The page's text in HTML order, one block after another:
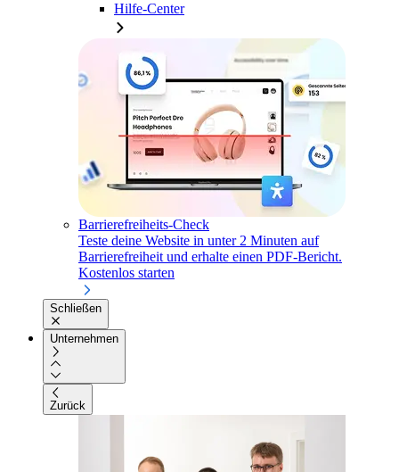
Hilfe-Center
Barrierefreiheits-Check
Teste deine Website in unter 2 Minuten auf
Barrierefreiheit und erhalte einen PDF-Bericht.
Kostenlos starten
Schließen
Unternehmen
Zurück